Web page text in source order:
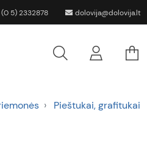
(0 5) 2332878 dolovija@dolovija.lt
Pieštukai, grafitukai